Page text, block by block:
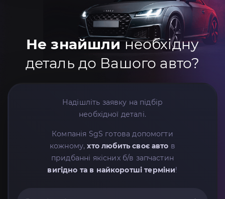
Не знайшлинеобхідну
деталь до Вашого авто?
Надішліть заявку на підбір
необхідної деталі.
Компанія SgS готова допомогти
кожному,хто любить своє авто в
придбанні якісних б/в запчастин
вигідно та в найкоротші терміни!